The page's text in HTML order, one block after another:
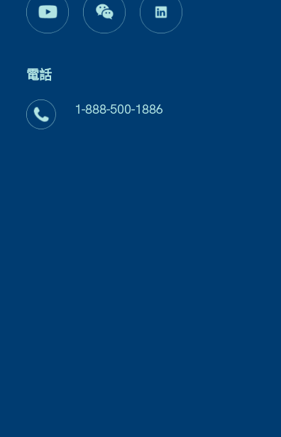
電話
1-888-500-1886